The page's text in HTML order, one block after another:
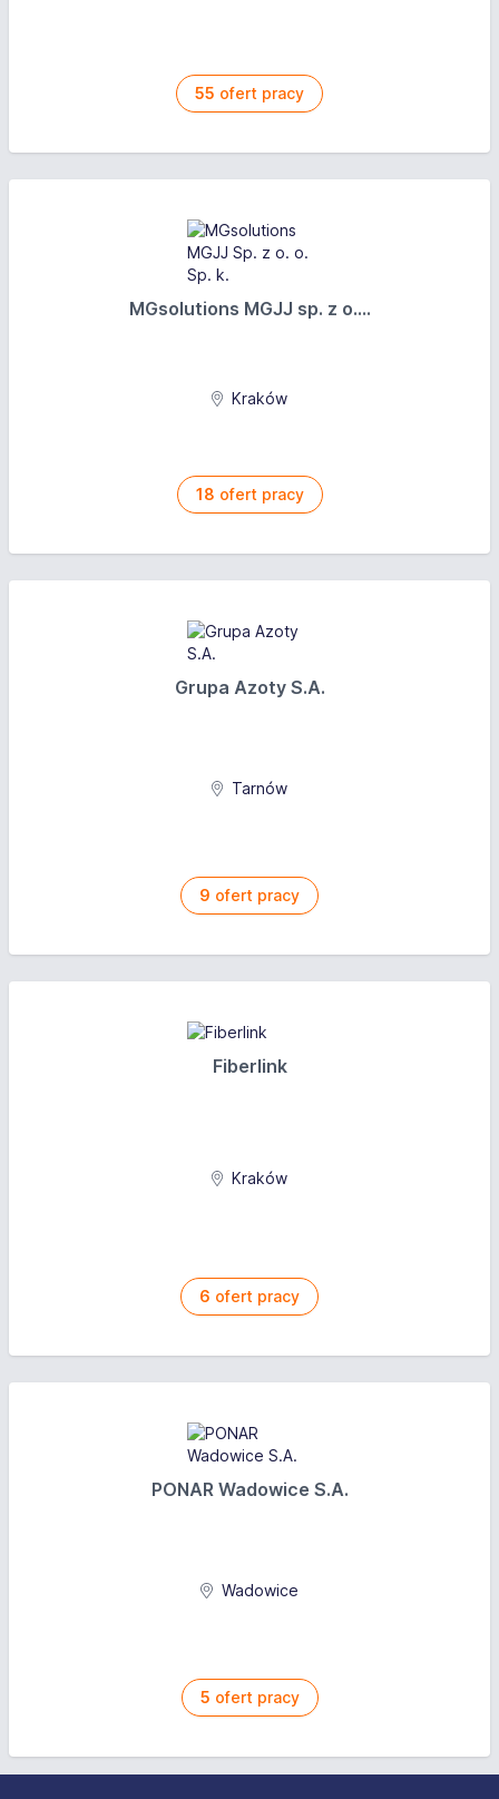
55 ofert pracy
MGsolutions MGJJ sp. z o....
Kraków
18 ofert pracy
Grupa Azoty S.A.
Tarnów
9 ofert pracy
Fiberlink
Kraków
6 ofert pracy
PONAR Wadowice S.A.
Wadowice
5 ofert pracy